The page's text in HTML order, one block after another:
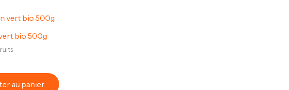
bio 500g
au panier